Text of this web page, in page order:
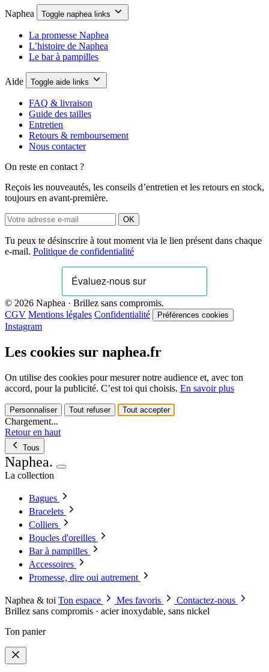
Naphea Toggle naphea links
La promesse Naphea
L’histoire de Naphea
Le bar à pampilles
Aide Toggle aide links
FAQ & livraison
Guide des tailles
Entretien
Retours & remboursement
Nous contacter
On reste en contact ?
Reçois les nouveautés, les conseils d’entretien et les retours en stock,
toujours en avant-première.
OK
Tu peux te désinscrire à tout moment via le lien présent dans chaque
e-mail. Politique de confidentialité
© 2026 Naphea · Brillez sans compromis.
CGV Mentions légales Confidentialité Préférences cookies
Instagram
Les cookies sur naphea.fr
On utilise des cookies pour mesurer notre audience et, avec ton
accord, pour la publicité. C’est toi qui choisis. En savoir plus
Personnaliser Tout refuser Tout accepter
Chargement...
Retour en haut
Tous
Naphea.
La collection
Bagues
Bracelets
Colliers
Boucles d'oreilles
Bar à pampilles
Accessoires
Promesse, dire oui autrement
Naphea & toi Ton espace Mes favoris
Contactez-nous
Brillez sans compromis · acier inoxydable, sans nickel
Ton panier